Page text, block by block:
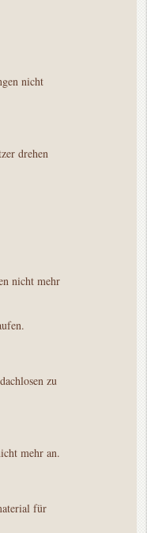
nicht
drehen
nicht mehr
zu
mehr an.
für